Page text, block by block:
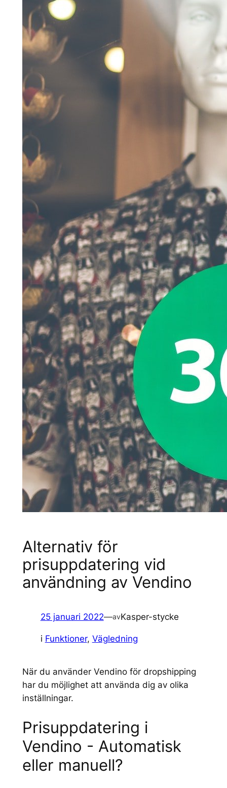
Alternativ för
prisuppdatering vid
användning av Vendino
25 januari 2022—avKasper-stycke
i Funktioner, Vägledning
När du använder Vendino för dropshipping
har du möjlighet att använda dig av olika
inställningar.
Prisuppdatering i
Vendino - Automatisk
eller manuell?